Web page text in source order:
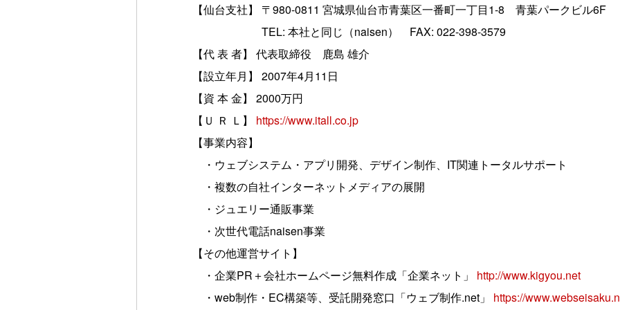
【仙台支社】 〒980-0811 宮城県仙台市青葉区一番町一丁目1-8 青葉パークビル6F
TEL: 本社と同じ（naisen） FAX: 022-398-3579
【代 表 者】 代表取締役 鹿島 雄介
【設立年月】 2007年4月11日
【資 本 金】 2000万円
【Ｕ Ｒ Ｌ】 https://www.itall.co.jp
【事業内容】
・ウェブシステム・アプリ開発、デザイン制作、IT関連トータルサポート
・複数の自社インターネットメディアの展開
・ジュエリー通販事業
・次世代電話naisen事業
【その他運営サイト】
・企業PR＋会社ホームページ無料作成「企業ネット」 http://www.kigyou.net
・web制作・EC構築等、受託開発窓口「ウェブ制作.net」 https://